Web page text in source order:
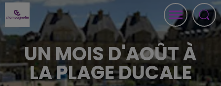
UN MOIS D'AOÛT À
LA PLAGE DUCALE